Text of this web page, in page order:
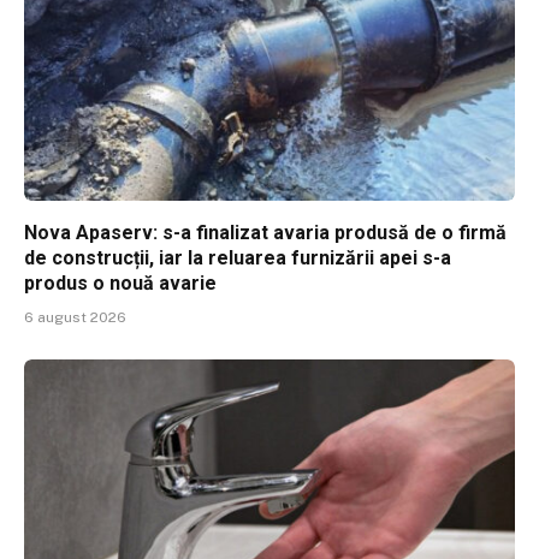
Nova Apaserv: s-a finalizat avaria produsă de o firmă
de construcții, iar la reluarea furnizării apei s-a
produs o nouă avarie
6 august 2026